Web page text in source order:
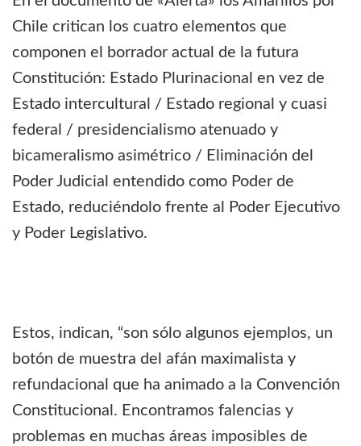
Chile critican los cuatro elementos que
componen el borrador actual de la futura
Constitución: Estado Plurinacional en vez de
Estado intercultural / Estado regional y cuasi
federal / presidencialismo atenuado y
bicameralismo asimétrico / Eliminación del
Poder Judicial entendido como Poder de
Estado, reduciéndolo frente al Poder Ejecutivo
y Poder Legislativo.
Estos, indican, “son sólo algunos ejemplos, un
botón de muestra del afán maximalista y
refundacional que ha animado a la Convención
Constitucional. Encontramos falencias y
problemas en muchas áreas imposibles de